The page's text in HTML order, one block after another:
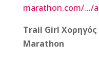
marathon.com/…/
Trail Girl Χορηγός
Marathon